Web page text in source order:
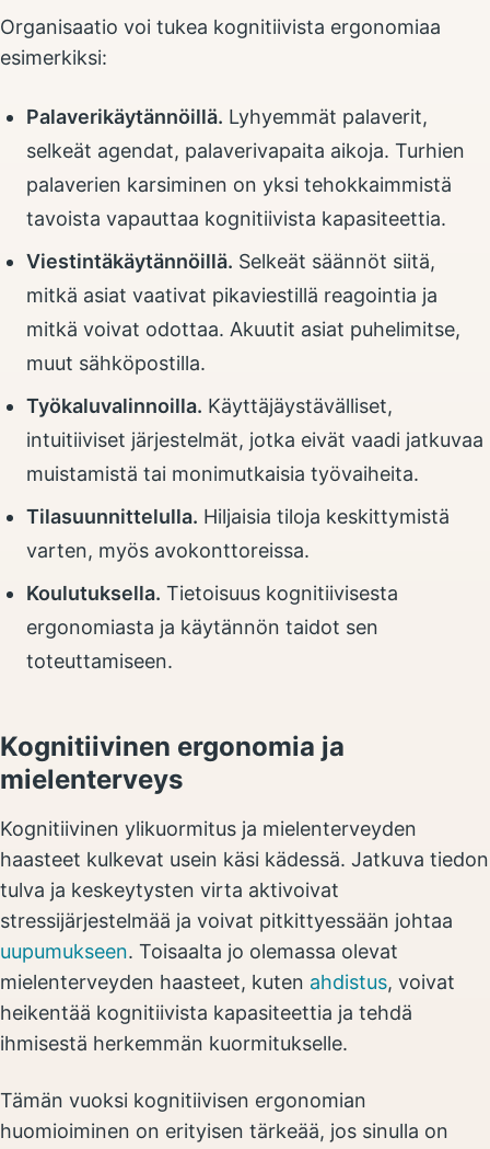
Organisaatio voi tukea kognitiivista ergonomiaa
esimerkiksi:
Palaverikäytännöillä. Lyhyemmät palaverit,
selkeät agendat, palaverivapaita aikoja. Turhien
palaverien karsiminen on yksi tehokkaimmistä
tavoista vapauttaa kognitiivista kapasiteettia.
Viestintäkäytännöillä. Selkeät säännöt siitä,
mitkä asiat vaativat pikaviestillä reagointia ja
mitkä voivat odottaa. Akuutit asiat puhelimitse,
muut sähköpostilla.
Työkaluvalinnoilla. Käyttäjäystävälliset,
intuitiiviset järjestelmät, jotka eivät vaadi jatkuvaa
muistamistä tai monimutkaisia työvaiheita.
Tilasuunnittelulla. Hiljaisia tiloja keskittymistä
varten, myös avokonttoreissa.
Koulutuksella. Tietoisuus kognitiivisesta
ergonomiasta ja käytännön taidot sen
toteuttamiseen.
Kognitiivinen ergonomia ja
mielenterveys
Kognitiivinen ylikuormitus ja mielenterveyden
haasteet kulkevat usein käsi kädessä. Jatkuva tiedon
tulva ja keskeytysten virta aktivoivat
stressijärjestelmää ja voivat pitkittyessään johtaa
uupumukseen. Toisaalta jo olemassa olevat
mielenterveyden haasteet, kuten ahdistus, voivat
heikentää kognitiivista kapasiteettia ja tehdä
ihmisestä herkemmän kuormitukselle.
Tämän vuoksi kognitiivisen ergonomian
huomioiminen on erityisen tärkeää, jos sinulla on